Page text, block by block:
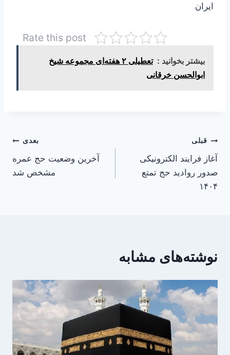
ایران
Rate this post
بیشتر بخوانید :
تعطیلی ۲ هفته‌ای مجموعه شیخ
ابوالحسن خرقانی
راهبری
نوشته
قبلی
آغاز فرایند الکترونیکی
صدور روادید حج تمتع
۱۴۰۴
بعدی
آخرین وضعیت حج عمره
مشخص شد
نوشته‌های مشابه